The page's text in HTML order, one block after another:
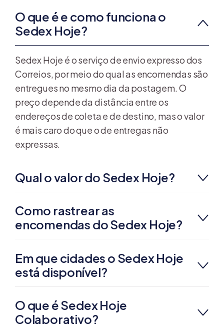
O que é e como funciona o
Sedex Hoje?
Sedex Hoje é o serviço de envio expresso dos
Correios, por meio do qual as encomendas são
entregues no mesmo dia da postagem. O
preço depende da distância entre os
endereços de coleta e de destino, mas o valor
é mais caro do que o de entregas não
expressas.
Qual o valor do Sedex Hoje?
Como rastrear as
encomendas do Sedex Hoje?
Em que cidades o Sedex Hoje
está disponível?
O que é Sedex Hoje
Colaborativo?